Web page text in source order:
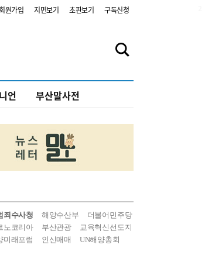
원가입 지면보기 초판보기 구독신청
언 부산말사전
죄수사청 해양수산부
더불어민주당
노코리아 부산관광
교육혁신선도지
미래포럼 인신매매 UN해양총회